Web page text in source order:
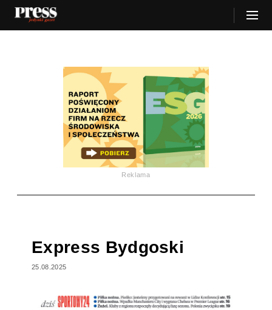
Reklama
Express Bydgoski
25.08.2025